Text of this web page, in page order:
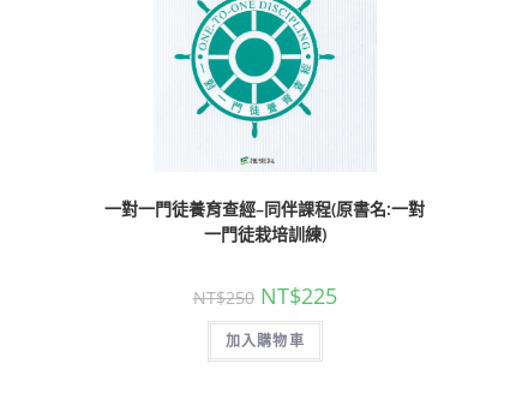
一對一門徒養育查經–同伴課程(原書名:一對
一門徒栽培訓練)
NT$250 NT$225
加入購物車